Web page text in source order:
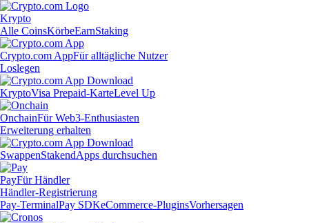
Krypto
Alle CoinsKörbeEarnStaking
Crypto.com AppFür alltägliche Nutzer
Loslegen
KryptoVisa Prepaid-KarteLevel Up
OnchainFür Web3-Enthusiasten
Erweiterung erhalten
SwappenStakendApps durchsuchen
PayFür Händler
Händler-Registrierung
Pay-TerminalPay SDKeCommerce-PluginsVorhersagen